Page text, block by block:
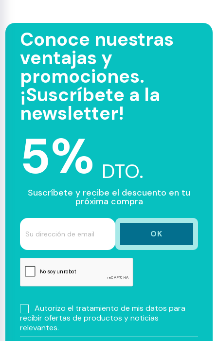
Conoce nuestras
ventajas y
promociones.
¡Suscríbete a la
newsletter!
5% DTO.
Suscríbete y recibe el descuento en tu
próxima compra
Autorizo el tratamiento de mis datos para
recibir ofertas de productos y noticias
relevantes.